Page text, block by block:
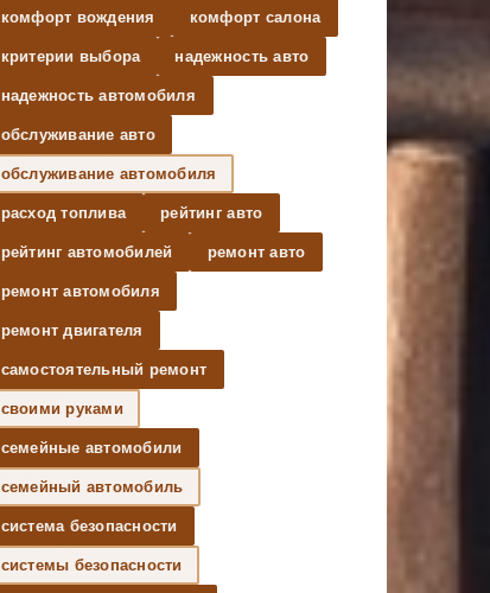
комфорт вождения комфорт салона
критерии выбора надежность авто
надежность автомобиля
обслуживание авто
обслуживание автомобиля
расход топлива рейтинг авто
рейтинг автомобилей ремонт авто
ремонт автомобиля
ремонт двигателя
самостоятельный ремонт
своими руками
семейные автомобили
семейный автомобиль
система безопасности
системы безопасности